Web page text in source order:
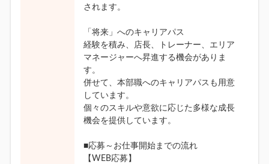
されます。
「将来」へのキャリアパス
経験を積み、店長、トレーナー、エリア
マネージャーへ昇進する機会がありま
す。
併せて、本部職へのキャリアパスも用意
しています。
個々のスキルや意欲に応じた多様な成長
機会を提供しています。
■応募～お仕事開始までの流れ
【WEB応募】